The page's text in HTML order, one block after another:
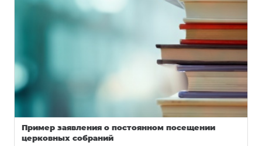
моральных принципов. Но нет в них плода пребывающего,
нет видимого свидетельства работы Духа Святого. И,
кроме того, часто в их жизни есть нетронутая область
скрытого греха. До подобных людей трудно достучаться.
Они как будто были привиты против Евангелия.
Пример заявления о постоянном посещении
церковных собраний